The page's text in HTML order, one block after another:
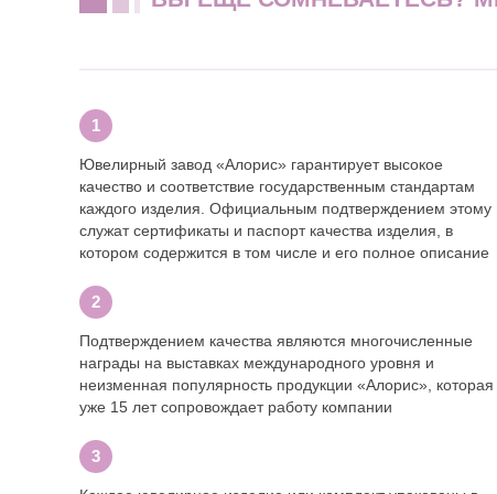
Ювелирный завод «Алорис» гарантирует высокое
качество и соответствие государственным стандартам
каждого изделия. Официальным подтверждением этому
служат сертификаты и паспорт качества изделия, в
котором содержится в том числе и его полное описание
Подтверждением качества являются многочисленные
награды на выставках международного уровня и
неизменная популярность продукции «Алорис», которая
уже 15 лет сопровождает работу компании